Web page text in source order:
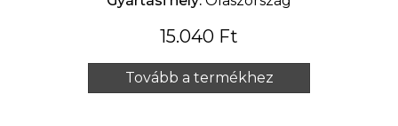
15.040 Ft
Tovább a termékhez